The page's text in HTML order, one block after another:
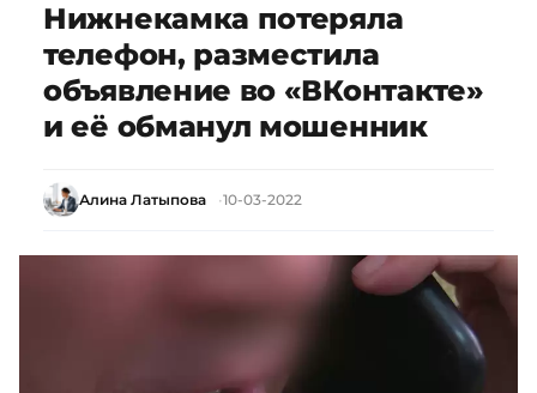
Нижнекамка потеряла
телефон, разместила
объявление во «ВКонтакте»
и её обманул мошенник
Алина Латыпова 10-03-2022